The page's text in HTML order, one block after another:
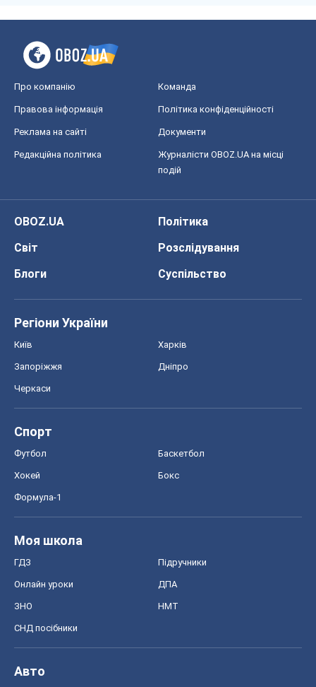
Про компанію Команда
Правова інформація Політика конфіденційності
Реклама на сайті Документи
Редакційна політика
Журналісти OBOZ.UA на місці
подій
OBOZ.UA
Політика
Світ
Розслідування
Блоги
Суспільство
Регіони України
Київ Харків
Запоріжжя Дніпро
Черкаси
Спорт
Футбол Баскетбол
Хокей Бокс
Формула-1
Моя школа
ГДЗ Підручники
Онлайн уроки ДПА
ЗНО НМТ
СНД посібники
Авто